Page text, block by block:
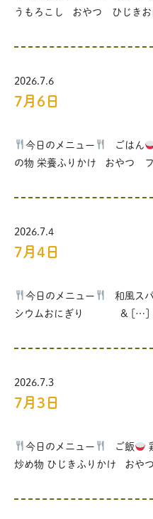
うもろこし おやつ ひじ
2026.7.6
7月6日
今日のメニュー ごはん
の物 栄養ふりかけ おやつ
2026.7.4
7月4日
今日のメニュー
和風ス
シウムおにぎり & […]
2026.7.3
7月3日
今日のメニュー ご飯
炒め物 ひじきふりかけ おや